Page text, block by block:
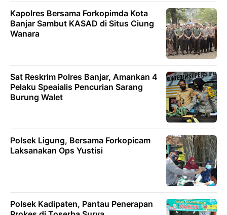
Kapolres Bersama Forkopimda Kota
Banjar Sambut KASAD di Situs Ciung
Wanara
Sat Reskrim Polres Banjar, Amankan 4
Pelaku Speaialis Pencurian Sarang
Burung Walet
Polsek Ligung, Bersama Forkopicam
Laksanakan Ops Yustisi
Polsek Kadipaten, Pantau Penerapan